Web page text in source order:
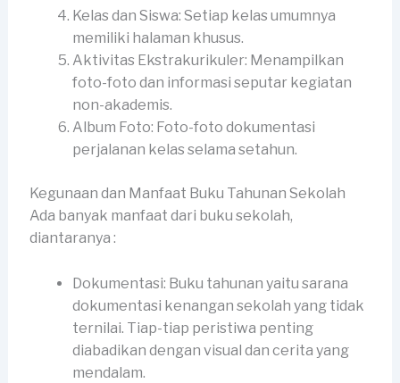
Kelas dan Siswa: Setiap kelas umumnya
memiliki halaman khusus.
Aktivitas Ekstrakurikuler: Menampilkan
foto-foto dan informasi seputar kegiatan
non-akademis.
Album Foto: Foto-foto dokumentasi
perjalanan kelas selama setahun.
Kegunaan dan Manfaat Buku Tahunan Sekolah
Ada banyak manfaat dari buku sekolah,
diantaranya :
Dokumentasi: Buku tahunan yaitu sarana
dokumentasi kenangan sekolah yang tidak
ternilai. Tiap-tiap peristiwa penting
diabadikan dengan visual dan cerita yang
mendalam.